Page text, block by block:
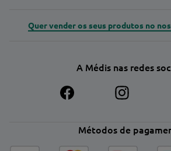
Quer vender os seus produtos no
A Médis nas redes
Métodos de